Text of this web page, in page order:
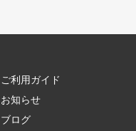
ご利用ガイド
お知らせ
ブログ